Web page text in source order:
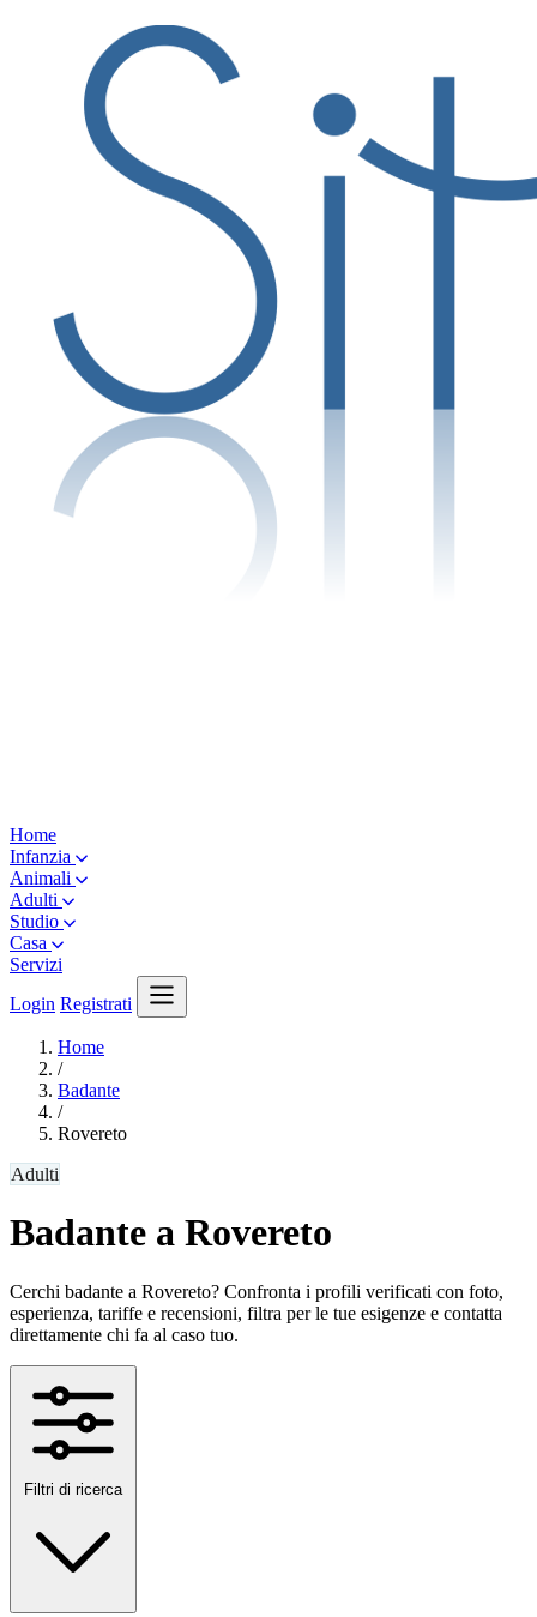
Home
Infanzia
Animali
Adulti
Studio
Casa
Servizi
Login Registrati
Home
/
Badante
/
Rovereto
Adulti
Badante a Rovereto
Cerchi badante a Rovereto? Confronta i profili verificati con foto,
esperienza, tariffe e recensioni, filtra per le tue esigenze e contatta
direttamente chi fa al caso tuo.
Filtri di ricerca